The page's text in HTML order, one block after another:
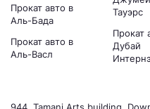
Прокат авто в
Аль-Бада
Прокат авто в
Аль-Васл
Тауэрс
Прокат
Дубай